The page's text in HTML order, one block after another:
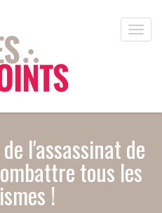
Toggle
l'assassinat de
tous les
!